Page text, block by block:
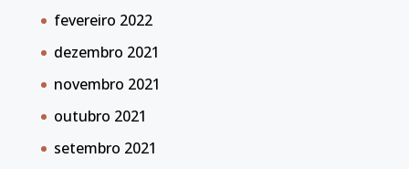
fevereiro 2022
dezembro 2021
novembro 2021
outubro 2021
setembro 2021